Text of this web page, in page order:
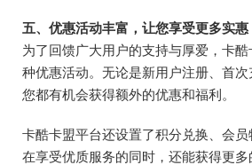
五、优惠活动丰富，让您享受更多实惠
为了回馈广大用户的支持与厚爱，卡
种优惠活动。无论是新用户注册、首次
您都有机会获得额外的优惠和福利。
卡酷卡盟平台还设置了积分兑换、会
在享受优质服务的同时，还能获得更多